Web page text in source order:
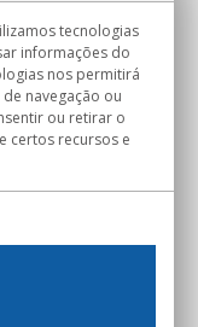
tecnologias
informações do
nos permitirá
navegação ou
ou retirar o
certos recursos e